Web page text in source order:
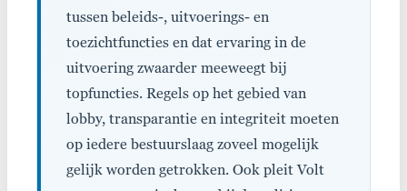
tussen beleids-, uitvoerings- en
toezichtfuncties en dat ervaring in de
uitvoering zwaarder meeweegt bij
topfuncties. Regels op het gebied van
lobby, transparantie en integriteit moeten
op iedere bestuurslaag zoveel mogelijk
gelijk worden getrokken. Ook pleit Volt